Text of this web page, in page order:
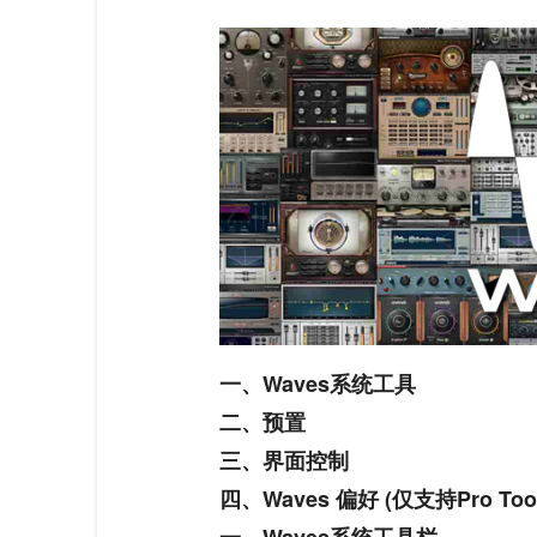
一、Waves系统工具
二、预置
三、界面控制
四、Waves 偏好 (仅支持Pro